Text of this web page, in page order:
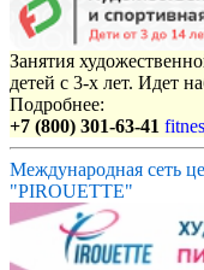
Занятия
детей с 3-х лет. Идет
Подробнее:
+7 (800) 301-63-41
Международная сеть
"PIROUETTE"